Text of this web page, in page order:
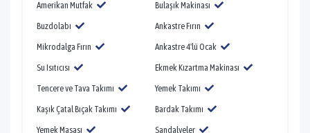
Amerikan Mutfak
Bulaşık Makinası
Buzdolabı
Ankastre Fırın
Mikrodalga Fırın
Ankastre 4'lü Ocak
Su Isıtıcısı
Ekmek Kızartma Makinası
Tencere ve Tava Takımı
Yemek Takımı
Kaşık Çatal Bıçak Takımı
Bardak Takımı
Yemek Masası
Sandalyeler